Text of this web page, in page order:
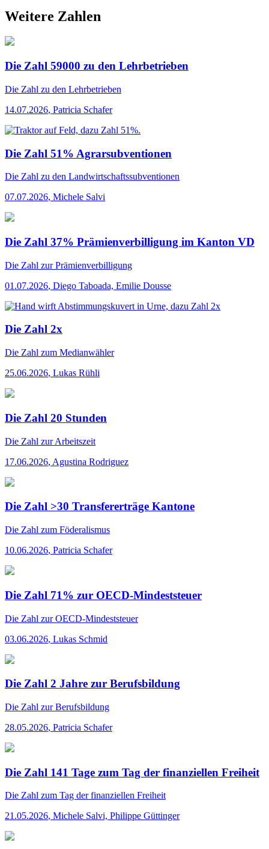
Weitere Zahlen
Die Zahl 59000 zu den Lehrbetrieben
Die Zahl zu den Lehrbetrieben
14.07.2026, Patricia Schafer
Die Zahl 51% Agrarsubventionen
Die Zahl zu den Landwirtschaftssubventionen
07.07.2026, Michele Salvi
Die Zahl 37% Prämienverbilligung im Kanton VD
Die Zahl zur Prämienverbilligung
01.07.2026, Diego Taboada, Emilie Dousse
Die Zahl 2x
Die Zahl zum Medianwähler
25.06.2026, Lukas Rühli
Die Zahl 20 Stunden
Die Zahl zur Arbeitszeit
17.06.2026, Agustina Rodriguez
Die Zahl >30 Transfererträge Kantone
Die Zahl zum Föderalismus
10.06.2026, Patricia Schafer
Die Zahl 71% zur OECD-Mindeststeuer
Die Zahl zur OECD-Mindeststeuer
03.06.2026, Lukas Schmid
Die Zahl 2 Jahre zur Berufsbildung
Die Zahl zur Berufsbildung
28.05.2026, Patricia Schafer
Die Zahl 141 Tage zum Tag der finanziellen Freiheit
Die Zahl zum Tag der finanziellen Freiheit
21.05.2026, Michele Salvi, Philippe Güttinger